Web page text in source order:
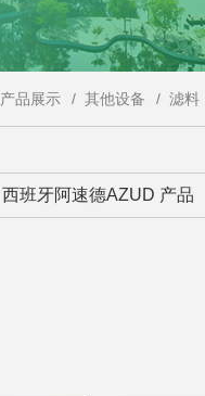
产品展示 / 其他设备 / 滤料
西班牙阿速德AZUD 产品